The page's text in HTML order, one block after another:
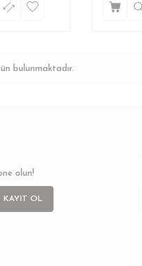
bulunmaktadır.
olun!
KAYIT OL